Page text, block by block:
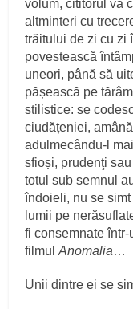
volum, cititorul va
altminteri cu
trăitului de zi cu zi
povestească
uneori, până să
pășească pe
stilistice: se
ciudățeniei,
adulmecându-l
sfioși, prudenţi
totul sub semnul
îndoieli, nu se
lumii pe
fi consemnate
filmulAnomalia…
Unii dintre ei se